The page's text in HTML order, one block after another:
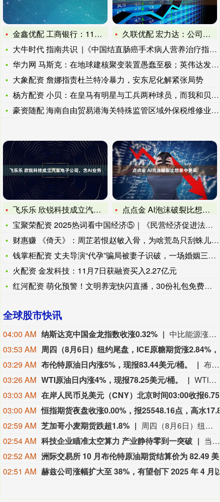
金鑫优配 工商银行：11月7日获融资买入2.76亿元
久联优配 宏力达：公司基于产品长期运行的现场特征数据持续进行
大牛时代 指南共识 |《中国结直肠癌手术病人营养治疗指南（2
华力网 马斯克：在地球建核聚变装置愚蠢至极；英伟达发布新一代
大象配资 詹娜指责杜兰特冷暴力，安东尼化解紧张局势
杨方配资 小贝：在皇马有明星与工兵两种球员，而我和贝林同属于
豪资随配 海南自由贸易港海关特殊监管区域外保税维修业务首单落
飞乐乐 欣锐科技成立汽车电子公司，含AI业务
点点金 AI泡沫破裂比想象中更早
宝聚荣配资 2025热词看中国经济⑤｜《民营经济促进法》出台
财惠赚 《倚天》：周芷若恨赵敏入骨，为啥荒岛只刮蛛儿的脸，却
钱掌柜配资 丈夫导演“代孕”骗局被妻子识破，一场婚姻三方皆输
火配资 金发科技：11月7日获融资买入2.27亿元
红河配资 萌化预警！文明养宠快闪直播，30份礼包免费抽！
全球股市快讯
04:00 AM 纳斯达克中国金龙指数收涨0.32%
中比能源涨21.17%，海天网络涨16.90%，再鼎医药涨13.47%，诺亚财富涨4.84%，中汽系统涨4.37%。
03:53 AM
03:29 AM 布伦特原油日内涨5%，现报83.44美元/桶。
布伦特原油日内涨5%，现报83.44美元/桶。
03:26 AM WTI原油日内涨4%，现报78.25美元/桶。
WTI原油日内涨4%，现报78.25美元/桶。
03:03 AM
03:00 AM
02:59 AM 芝加哥小麦期货跌超1.8%
周四（8月6日）纽约尾盘，彭博谷物分类指数跌0.36%，报30.8249点。CBOT玉米期货涨0.27%，CBOT小麦期货跌1.83%，CBOT大豆期货涨0.23%，豆粕期货涨0.19%，豆油期货涨0.21%。CBOT瘦肉猪期货跌1.63%，活牛期货跌1.86%，饲牛期货跌1.90%。
02:54 AM 科技企业瞄准太空算力 产业静待零到一突破
当地时间8月5日，在交出上市后首份财报之际，SpaceX在社交媒体上宣布，公司正与英伟达合作，共同开发设计Starmind AI1卫星计算载荷，每颗Starmind卫星都将搭载英伟达Rubin GPU和Vera CPU，实现数据中心级太空计算能力。英伟达也在社交媒体上确认了这项合作并表示：“AI基础设施的下一个篇章，正迈向AI计算从未涉足的疆域。”
02:52 AM
02:51 AM